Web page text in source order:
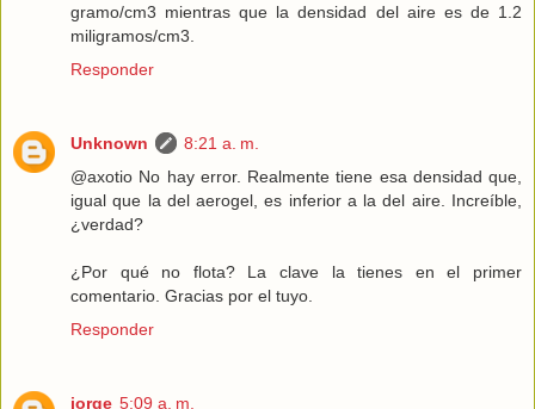
gramo/cm3 mientras que la densidad del aire es de 1.2
miligramos/cm3.
Responder
Unknown
8:21 a. m.
@axotio No hay error. Realmente tiene esa densidad que,
igual que la del aerogel, es inferior a la del aire. Increíble,
¿verdad?
¿Por qué no flota? La clave la tienes en el primer
comentario. Gracias por el tuyo.
Responder
jorge 5:09 a. m.